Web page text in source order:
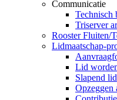
Communicatie
Technisch
Triserver
Rooster Fluiten/
Lidmaatschap-
Lid
Slapend lid
Opzeggen